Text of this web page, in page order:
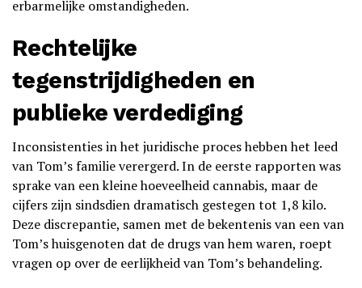
erbarmelijke omstandigheden.
Rechtelijke
tegenstrijdigheden en
publieke verdediging
Inconsistenties in het juridische proces hebben het leed
van Tom’s familie verergerd. In de eerste rapporten was
sprake van een kleine hoeveelheid cannabis, maar de
cijfers zijn sindsdien dramatisch gestegen tot 1,8 kilo.
Deze discrepantie, samen met de bekentenis van een van
Tom’s huisgenoten dat de drugs van hem waren, roept
vragen op over de eerlijkheid van Tom’s behandeling.